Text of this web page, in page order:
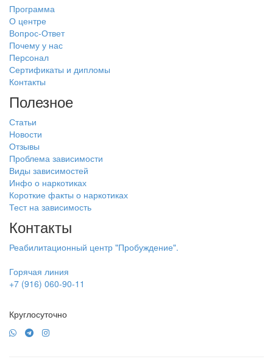
Программа
О центре
Вопрос-Ответ
Почему у нас
Персонал
Сертификаты и дипломы
Контакты
Полезное
Статьи
Новости
Отзывы
Проблема зависимости
Виды зависимостей
Инфо о наркотиках
Короткие факты о наркотиках
Тест на зависимость
Контакты
Реабилитационный центр "Пробуждение".
Горячая линия
+7 (916) 060-90-11
Круглосуточно